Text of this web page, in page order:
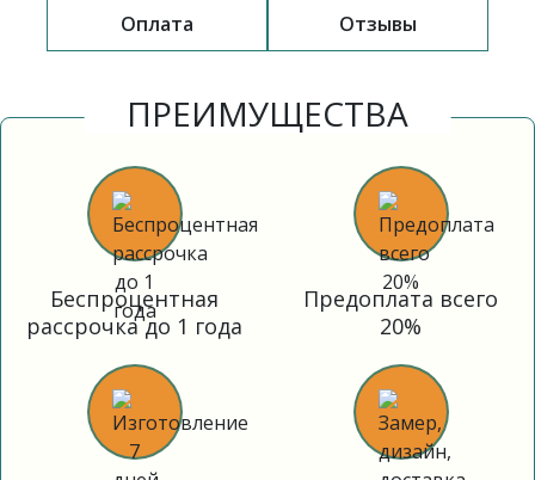
Оплата Отзывы
ПРЕИМУЩЕСТВА
Беспроцентная
рассрочка до 1 года
Предоплата всего
20%